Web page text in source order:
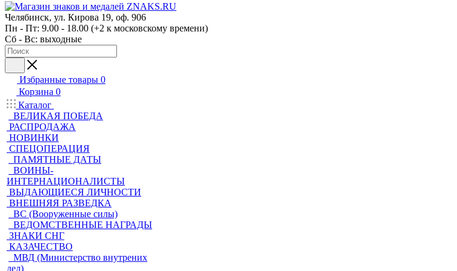
Челябинск, ул. Кирова 19, оф. 906
Пн - Пт: 9.00 - 18.00 (+2 к московскому времени)
Сб - Вс: выходные
Избранные товары 0
Корзина 0
Каталог
ВЕЛИКАЯ ПОБЕДА
РАСПРОДАЖА
НОВИНКИ
СПЕЦОПЕРАЦИЯ
ПАМЯТНЫЕ ДАТЫ
ВОИНЫ-
ИНТЕРНАЦИОНАЛИСТЫ
ВЫДАЮЩИЕСЯ ЛИЧНОСТИ
ВНЕШНЯЯ РАЗВЕДКА
ВС (Вооруженные силы)
ВЕДОМСТВЕННЫЕ НАГРАДЫ
ЗНАКИ СНГ
КАЗАЧЕСТВО
МВД (Министерство внутрених
дел)